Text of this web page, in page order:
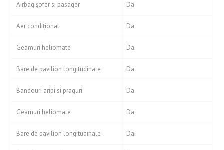
Airbag şofer si pasager Da
Aer condiţionat Da
Geamuri heliomate Da
Bare de pavilion longitudinale Da
Bandouri aripi si praguri Da
Geamuri heliomate Da
Bare de pavilion longitudinale Da